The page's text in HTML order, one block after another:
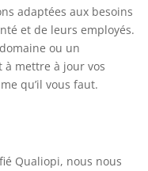
adaptées aux besoins
et de leurs employés.
ou un
mettre à jour vos
qu’il vous faut.
Qualiopi, nous nous